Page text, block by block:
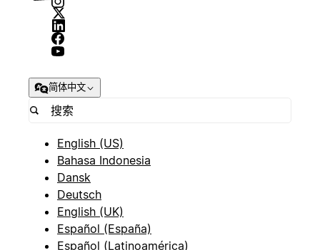
简体中文
English (US)
Bahasa Indonesia
Dansk
Deutsch
English (UK)
Español (España)
Español (Latinoamérica)